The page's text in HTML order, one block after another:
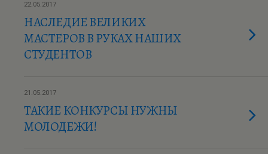
22.05.2017
НАСЛЕДИЕ ВЕЛИКИХ
МАСТЕРОВ В РУКАХ НАШИХ
СТУДЕНТОВ
21.05.2017
ТАКИЕ КОНКУРСЫ НУЖНЫ
МОЛОДЕЖИ!